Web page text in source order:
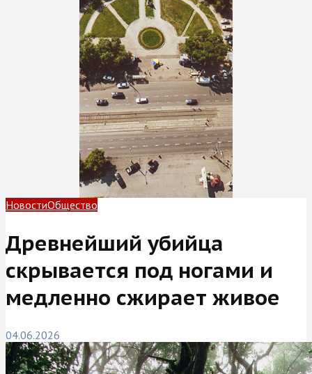
НовостиОбщество
Древнейший убийца
скрывается под ногами и
медленно сжирает живое
04.06.2026